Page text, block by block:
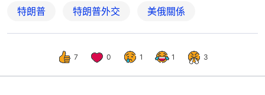
特朗普 特朗普外交 美俄關係
7 0 1 1 3